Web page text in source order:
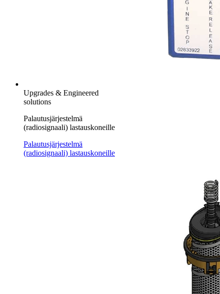
Upgrades & Engineered
solutions
Palautusjärjestelmä
(radiosignaali) lastauskoneille
Palautusjärjestelmä
(radiosignaali) lastauskoneille